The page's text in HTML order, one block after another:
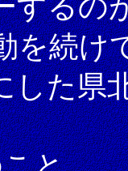
するの
を続け
した県